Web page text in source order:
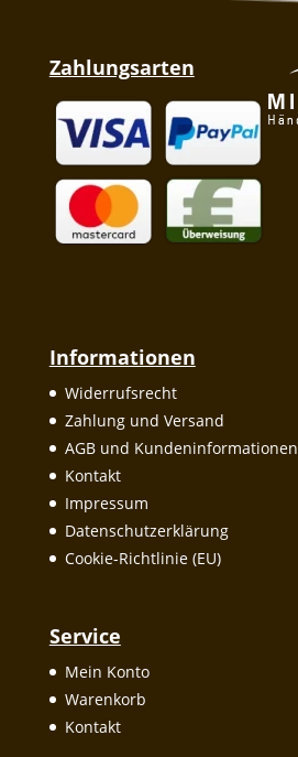
Zahlungsarten
Informationen
Widerrufsrecht
Zahlung und Versand
AGB und Kundeninformationen
Kontakt
Impressum
Datenschutzerklärung
Cookie-Richtlinie (EU)
Service
Mein Konto
Warenkorb
Kontakt